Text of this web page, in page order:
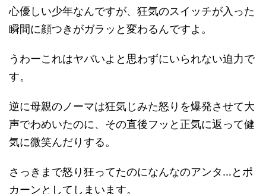
心優しい少年なんですが、狂気のスイッチが入った
瞬間に顔つきがガラッと変わるんですよ。
うわーこれはヤバいよと思わずにいられない迫力で
す。
逆に母親のノーマは狂気じみた怒りを爆発させて大
声でわめいたのに、その直後フッと正気に返って健
気に微笑んだりする。
さっきまで怒り狂ってたのになんなのアンタ…とポ
カーンとしてしまいます。